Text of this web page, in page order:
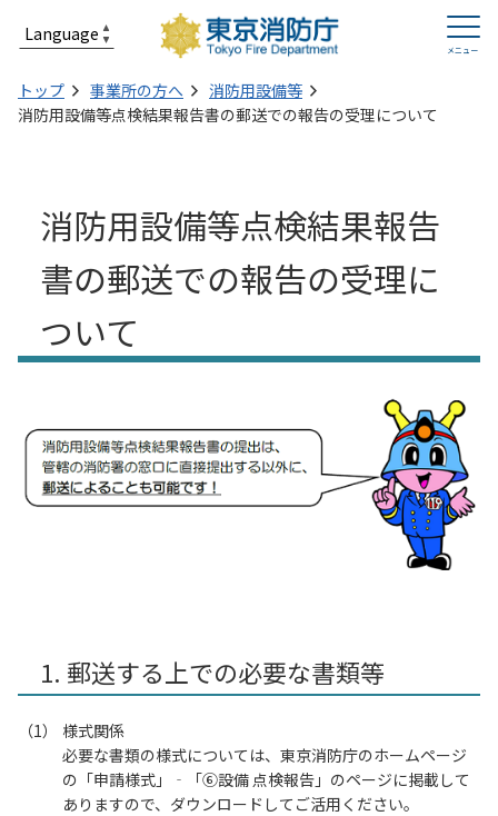
トップ 事業所の方へ
消防用設備等
消防用設備等点検結果報告書の郵送での報告の受理について
消防用設備等点検結果報告
書の郵送での報告の受理に
ついて
1. 郵送する上での必要な書類等
様式関係
必要な書類の様式については、東京消防庁のホームページ
の「申請様式」‐「⑥設備 点検報告」のページに掲載して
ありますので、ダウンロードしてご活用ください。